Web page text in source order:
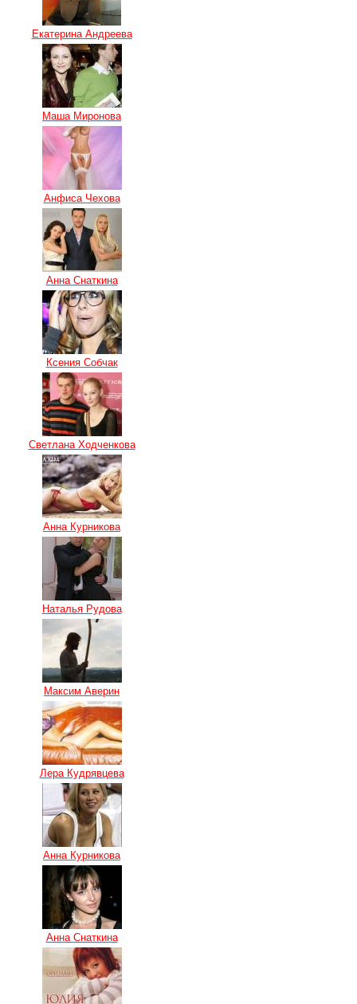
Екатерина Андреева
Маша Миронова
Анфиса Чехова
Анна Снаткина
Ксения Собчак
Светлана Ходченкова
Анна Курникова
Наталья Рудова
Максим Аверин
Лера Кудрявцева
Анна Курникова
Анна Снаткина